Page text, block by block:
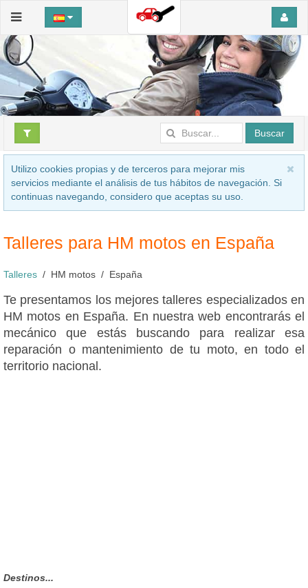
Buscar
Utilizo cookies propias y de terceros para mejorar mis
servicios mediante el análisis de tus hábitos de navegación. Si
continuas navegando, considero que aceptas su uso.
Talleres para HM motos en España
Talleres HM motos España
Te presentamos los mejores talleres especializados en
HM motos en España. En nuestra web encontrarás el
mecánico que estás buscando para realizar esa
reparación o mantenimiento de tu moto, en todo el
territorio nacional.
Destinos...